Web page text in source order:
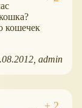
кошечек
admin